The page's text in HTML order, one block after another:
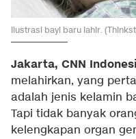
Ilustrasi bayi baru lahir.
Jakarta, CNN
melahirkan, yang
adalah jenis kelamin
Tapi tidak banyak
kelengkapan organ